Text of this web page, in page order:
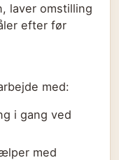
laver omstilling
efter før
med:
i gang ved
med